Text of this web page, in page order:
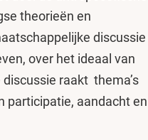
theorieën en
discussie
over het ideaal van
raakt thema’s
participatie, aandacht en